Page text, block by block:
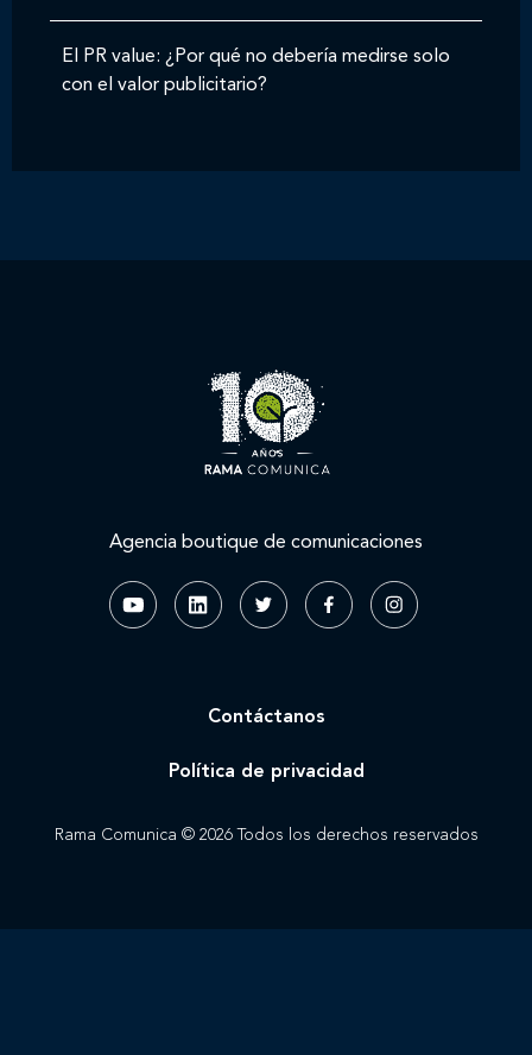
El PR value: ¿Por qué no debería medirse solo
con el valor publicitario?
Agencia boutique de comunicaciones
Rama Comunica © 2026 Todos los derechos reservados
Contáctanos
Política de privacidad